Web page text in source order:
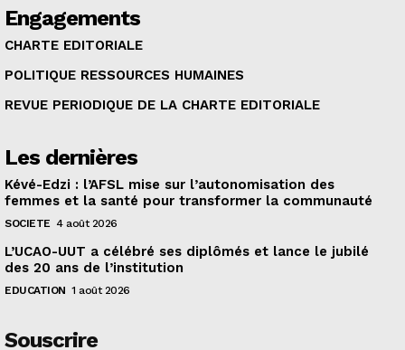
Engagements
CHARTE EDITORIALE
POLITIQUE RESSOURCES HUMAINES
REVUE PERIODIQUE DE LA CHARTE EDITORIALE
Les dernières
Kévé-Edzi : l’AFSL mise sur l’autonomisation des
femmes et la santé pour transformer la communauté
SOCIETE 4 août 2026
L’UCAO-UUT a célébré ses diplômés et lance le jubilé
des 20 ans de l’institution
EDUCATION 1 août 2026
Souscrire